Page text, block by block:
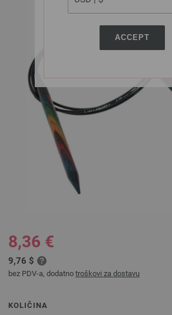
ACCEPT
8,36 €
9,76 $
bez PDV-a, dodatno troškovi za dostavu
KOLIČINA